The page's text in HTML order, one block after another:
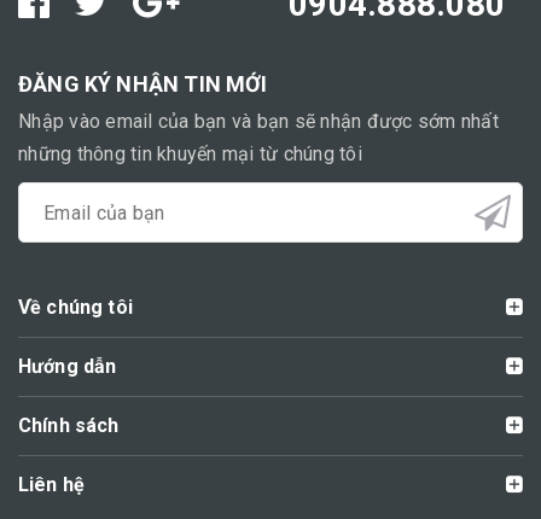
ĐĂNG KÝ NHẬN TIN MỚI
Nhập vào email của bạn và bạn sẽ nhận được sớm nhất
những thông tin khuyến mại từ chúng tôi
Về chúng tôi
Hướng dẫn
Chính sách
Liên hệ